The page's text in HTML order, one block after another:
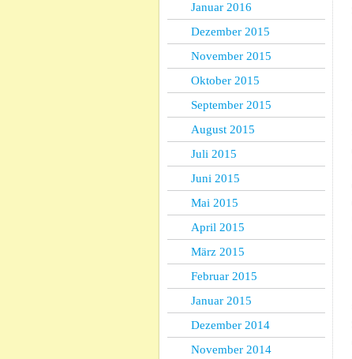
Januar 2016
Dezember 2015
November 2015
Oktober 2015
September 2015
August 2015
Juli 2015
Juni 2015
Mai 2015
April 2015
März 2015
Februar 2015
Januar 2015
Dezember 2014
November 2014